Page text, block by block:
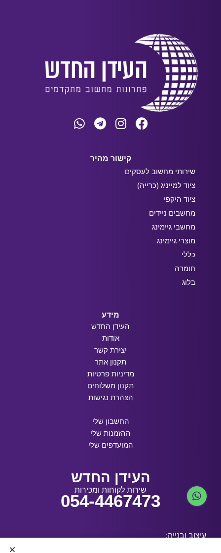
קישור מהיר
שירותי מחשוב לעסקים
ציוד למייניג (כרייה)
ציוד היקפי
מחשבים ניידים
מחשבי גיימינג
מוצרי גיימינג
כללי
חומרה
בלוג
מידע
העידן החדש
אודות
יצירת קשר
תקנון אתר
מדיניות פרטיות
תקנון משלוחים
הצהרת נגישות
החשבון שלי
ההזמנות שלי
המועדפים שלי
העידן החדש
שירות לקוחות ומכירות
054-4467473
עיצוב ובנייה: